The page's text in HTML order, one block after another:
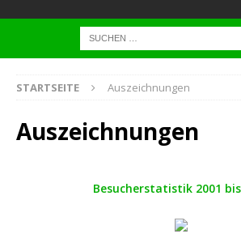
STARTSEITE Auszeichnungen
Auszeichnungen
Besucherstatistik 2001